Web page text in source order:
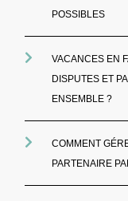
POSSIBLES
VACANCES EN
DISPUTES ET
ENSEMBLE ?
COMMENT
PARTENAIRE